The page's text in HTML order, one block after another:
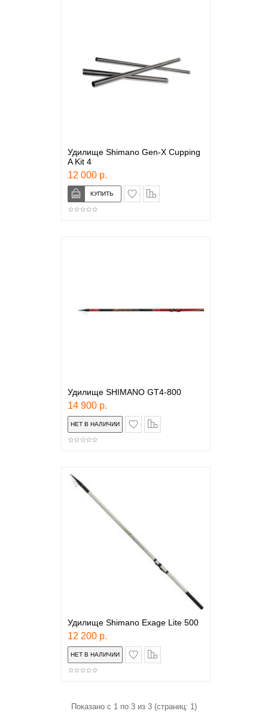
Удилище Shimano Gen-X Cupping
A Kit 4
12 000 р.
в закладки
Удилище SHIMANO GT4-800
14 900 р.
в закладки
Удилище Shimano Exage Lite 500
12 200 р.
в закладки
Показано с 1 по 3 из 3 (страниц: 1)